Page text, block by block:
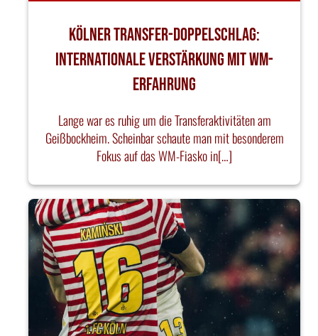
Kölner Transfer-Doppelschlag:
Internationale Verstärkung mit WM-
Erfahrung
Lange war es ruhig um die Transferaktivitäten am
Geißbockheim. Scheinbar schaute man mit besonderem
Fokus auf das WM-Fiasko in[…]